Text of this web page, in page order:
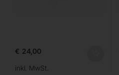
€ 24,00
inkl. MwSt.